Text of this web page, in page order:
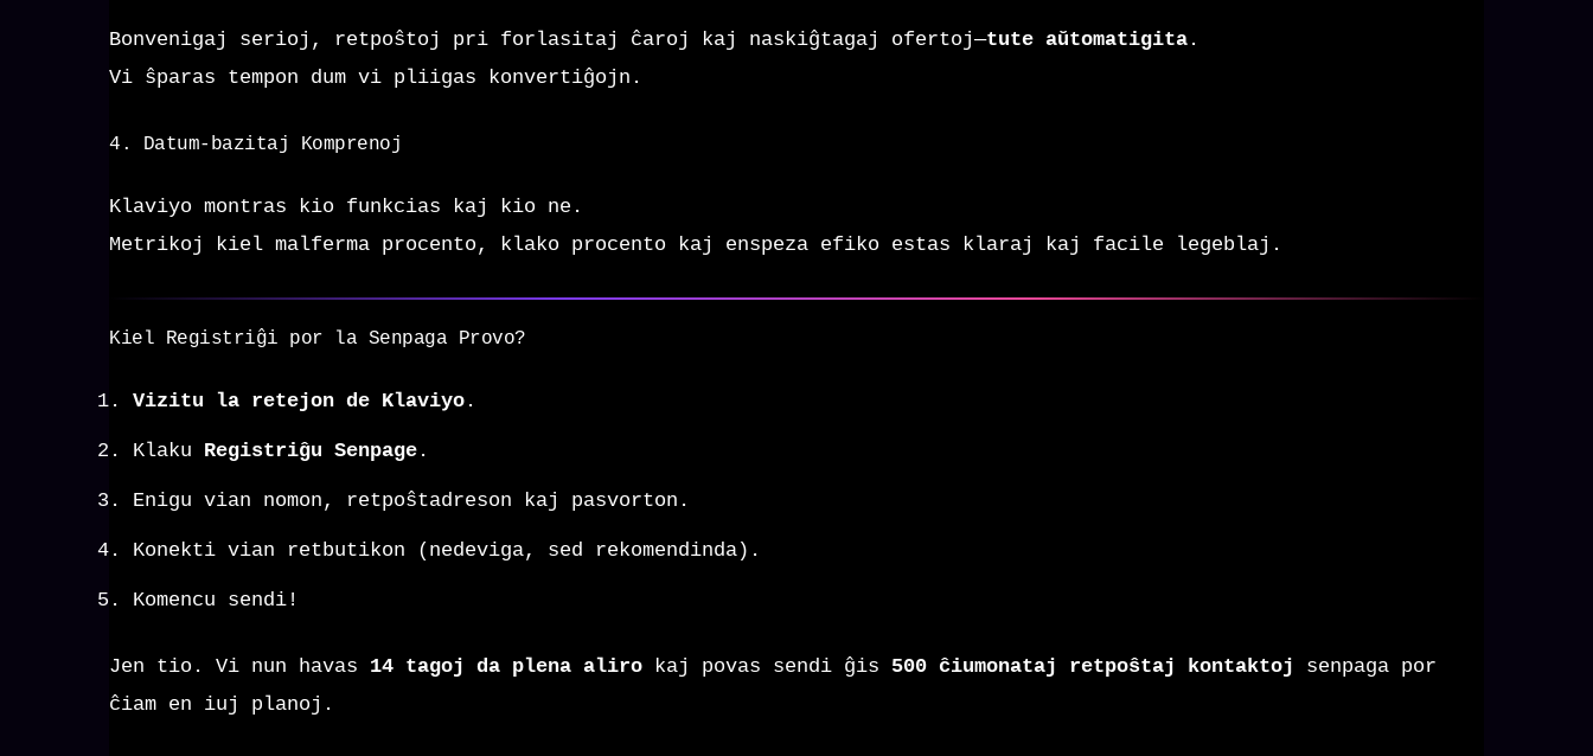
Bonvenigaj serioj, retpoŝtoj pri forlasitaj ĉaroj kaj naskiĝtagaj ofertoj—tute aŭtomatigita .
Vi ŝparas tempon dum vi pliigas konvertiĝojn.
4. Datum-bazitaj Komprenoj
Klaviyo montras kio funkcias kaj kio ne.
Metrikoj kiel malferma procento, klako procento kaj enspeza efiko estas klaraj kaj facile legeblaj.
Kiel Registriĝi por la Senpaga Provo?
Vizitu la retejon de Klaviyo .
Klaku Registriĝu Senpage .
Enigu vian nomon, retpoŝtadreson kaj pasvorton.
Konekti vian retbutikon (nedeviga, sed rekomendinda).
Komencu sendi!
Jen tio. Vi nun havas 14 tagoj da plena aliro kaj povas sendi ĝis 500 ĉiumonataj retpoŝtaj kontaktoj
senpaga por
ĉiam en iuj planoj.